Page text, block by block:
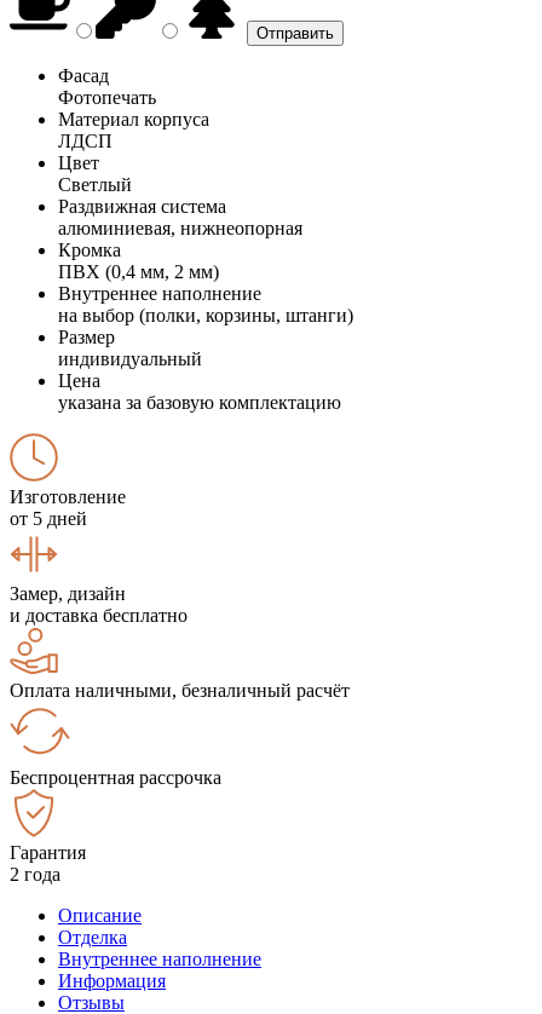
Фасад
Фотопечать
Материал корпуса
ЛДСП
Цвет
Светлый
Раздвижная система
алюминиевая, нижнеопорная
Кромка
ПВХ (0,4 мм, 2 мм)
Внутреннее наполнение
на выбор (полки, корзины, штанги)
Размер
индивидуальный
Цена
указана за базовую комплектацию
Изготовление
от 5 дней
Замер, дизайн
и доставка бесплатно
Оплата наличными, безналичный расчёт
Беспроцентная рассрочка
Гарантия
2 года
Описание
Отделка
Внутреннее наполнение
Информация
Отзывы